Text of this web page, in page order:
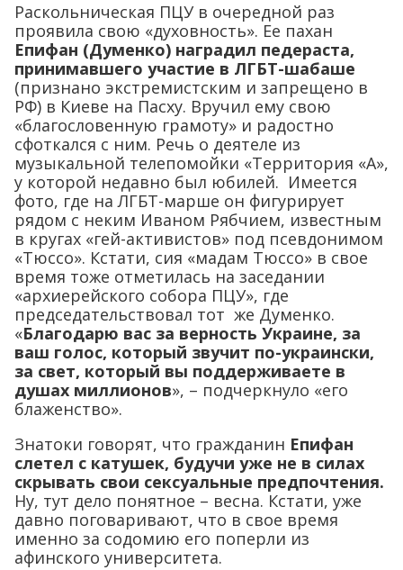
Раскольническая ПЦУ в очередной раз
проявила свою «духовность». Ее пахан
Епифан (Думенко) наградил педераста,
принимавшего участие в ЛГБТ-шабаше
(признано экстремистским и запрещено в
РФ) в Киеве на Пасху. Вручил ему свою
«благословенную грамоту» и радостно
сфоткался с ним. Речь о деятеле из
музыкальной телепомойки «Территория «А»,
у которой недавно был юбилей. Имеется
фото, где на ЛГБТ-марше он фигурирует
рядом с неким Иваном Рябчием, известным
в кругах «гей-активистов» под псевдонимом
«Тюссо». Кстати, сия «мадам Тюссо» в свое
время тоже отметилась на заседании
«архиерейского собора ПЦУ», где
председательствовал тот же Думенко.
«Благодарю вас за верность Украине, за
ваш голос, который звучит по-украински,
за свет, который вы поддерживаете в
душах миллионов», – подчеркнуло «его
блаженство».
Знатоки говорят, что гражданин Епифан
слетел с катушек, будучи уже не в силах
скрывать свои сексуальные предпочтения.
Ну, тут дело понятное – весна. Кстати, уже
давно поговаривают, что в свое время
именно за содомию его поперли из
афинского университета.